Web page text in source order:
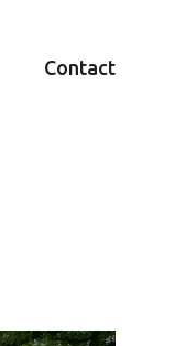
Contact